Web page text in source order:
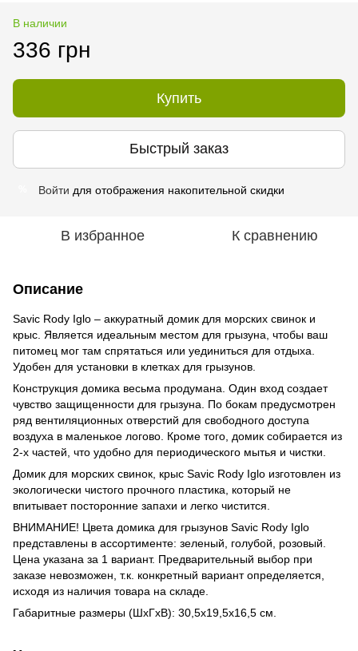
В наличии
336 грн
Купить
Быстрый заказ
Войти для отображения накопительной скидки
В избранное К сравнению
Описание
Savic Rody Iglo – аккуратный домик для морских свинок и
крыс. Является идеальным местом для грызуна, чтобы ваш
питомец мог там спрятаться или уединиться для отдыха.
Удобен для установки в клетках для грызунов.
Конструкция домика весьма продумана. Один вход создает
чувство защищенности для грызуна. По бокам предусмотрен
ряд вентиляционных отверстий для свободного доступа
воздуха в маленькое логово. Кроме того, домик собирается из
2-х частей, что удобно для периодического мытья и чистки.
Домик для морских свинок, крыс Savic Rody Iglo изготовлен из
экологически чистого прочного пластика, который не
впитывает посторонние запахи и легко чистится.
ВНИМАНИЕ! Цвета домика для грызунов Savic Rody Iglo
представлены в ассортименте: зеленый, голубой, розовый.
Цена указана за 1 вариант. Предварительный выбор при
заказе невозможен, т.к. конкретный вариант определяется,
исходя из наличия товара на складе.
Габаритные размеры (ШхГхВ): 30,5х19,5х16,5 см.